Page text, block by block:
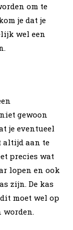
om te
je dat je
wel een
gewoon
je eventueel
altijd aan te
precies wat
lopen en ook
zijn. De kas
moet wel op
worden.